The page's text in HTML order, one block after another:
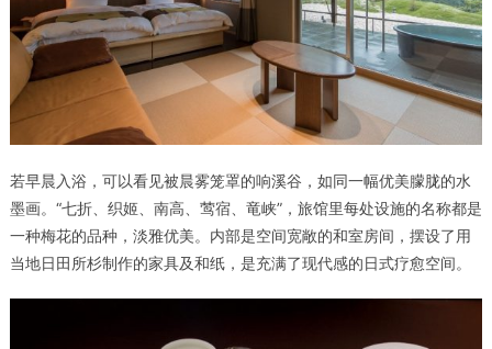
若早晨入浴，可以看见被晨雾笼罩的响溪谷，如同一幅优美朦胧的水
墨画。“七折、织姬、南高、莺宿、竜峡”，旅馆里每处设施的名称都是
一种梅花的品种，淡雅优美。内部是空间宽敞的和室房间，摆设了用
当地日田所杉制作的家具及和纸，是充满了现代感的日式疗愈空间。